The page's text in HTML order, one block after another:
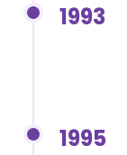
1993
1995